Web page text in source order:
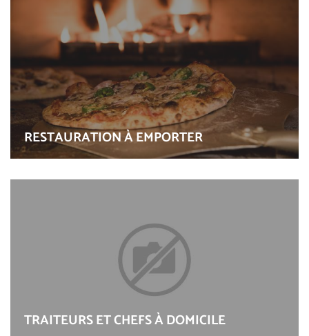
RESTAURATION À EMPORTER
TRAITEURS ET CHEFS À DOMICILE